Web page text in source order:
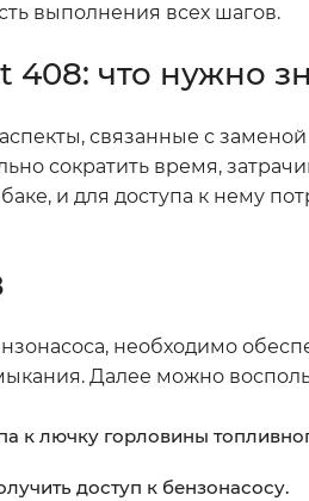
выполнения всех шагов.
408: что нужно
связанные с заменой
сократить время,
и для доступа к нему
необходимо
Далее можно
к лючку горловины
доступ к бензонасосу.